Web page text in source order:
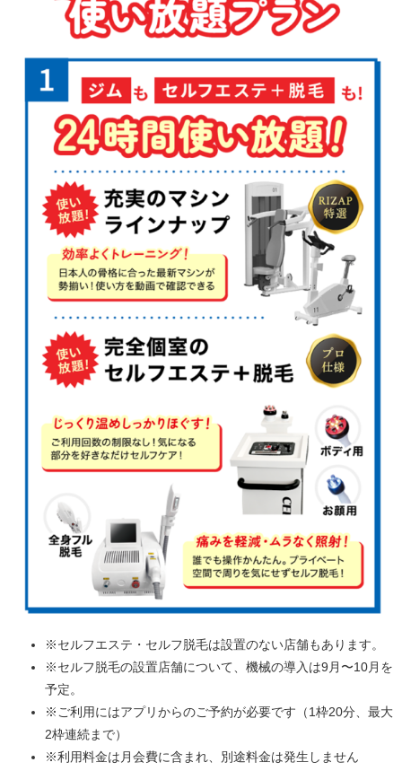
※セルフエステ・セルフ脱毛は設置のない店舗もあります。
※セルフ脱毛の設置店舗について、機械の導入は9月〜10月を
予定。
※ご利用にはアプリからのご予約が必要です（1枠20分、最大
2枠連続まで）
※利用料金は月会費に含まれ、別途料金は発生しません